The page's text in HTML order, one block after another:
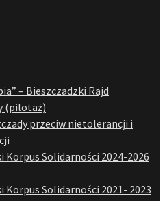
– Bieszczadzki Rajd
(pilotaż)
przeciw nietolerancji i
Korpus Solidarności 2024-2026
Korpus Solidarności 2021- 2023